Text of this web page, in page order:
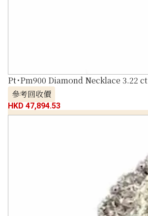
Pt･Pm900 Diamond Necklace 3.22 ct
參考回收價
HKD 47,894.53